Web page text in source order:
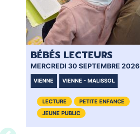
BÉBÉS LECTEURS
MERCREDI 30 SEPTEMBRE 2026
VIENNE VIENNE - MALISSOL
LECTURE
PETITE ENFANCE
JEUNE PUBLIC